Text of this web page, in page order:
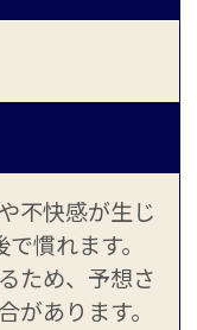
不快感が生じ
慣れます。
ため、予想さ
があります。